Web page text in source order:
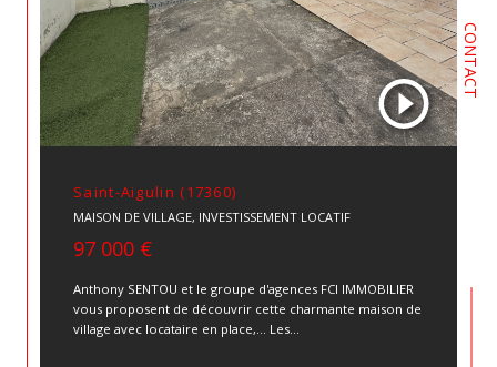
CONTACT
Saint-Aigulin (17360)
MAISON DE VILLAGE, INVESTISSEMENT LOCATIF
97 000 €
Anthony SENTOU et le groupe d'agences FCI IMMOBILIER
vous proposent de découvrir cette charmante maison de
village avec locataire en place,... Les...